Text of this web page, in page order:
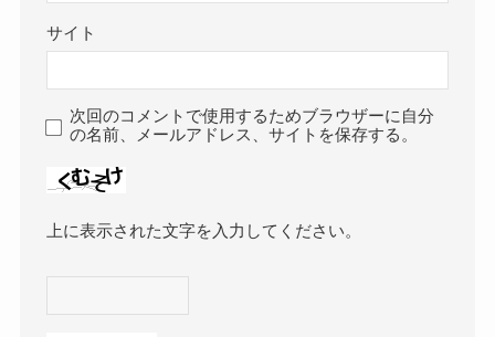
サイト
次回のコメントで使用するためブラウザーに自分
の名前、メールアドレス、サイトを保存する。
上に表示された文字を入力してください。